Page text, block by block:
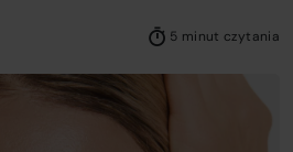
to
5 minut czytania